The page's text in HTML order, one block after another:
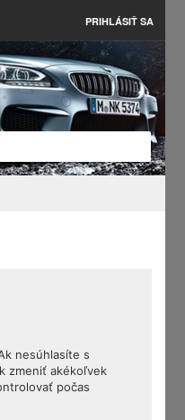
PRIHLÁSIŤ SA
nesúhlasíte s
zmeniť akékoľvek
počas